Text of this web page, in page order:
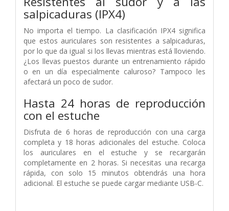
salpicaduras (IPX4)
No importa el tiempo. La clasificación IPX4 significa
que estos auriculares son resistentes a salpicaduras,
por lo que da igual si los llevas mientras está lloviendo.
¿Los llevas puestos durante un entrenamiento rápido
o en un día especialmente caluroso? Tampoco les
afectará un poco de sudor.
Hasta 24 horas de reproducción
con el estuche
Disfruta de 6 horas de reproducción con una carga
completa y 18 horas adicionales del estuche. Coloca
los auriculares en el estuche y se recargarán
completamente en 2 horas. Si necesitas una recarga
rápida, con solo 15 minutos obtendrás una hora
adicional. El estuche se puede cargar mediante USB-C.